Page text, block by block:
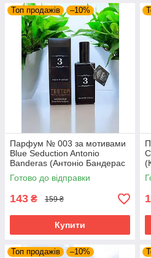
Топ продажів –10%
Парфум № 003 за мотивами
Blue Seduction Antonio
Banderas (Антоніо Бандерас
Блю Седакшн) 65 мл.
Готово до відправки
143 ₴ 159 ₴
Купити
Топ продажів –10%